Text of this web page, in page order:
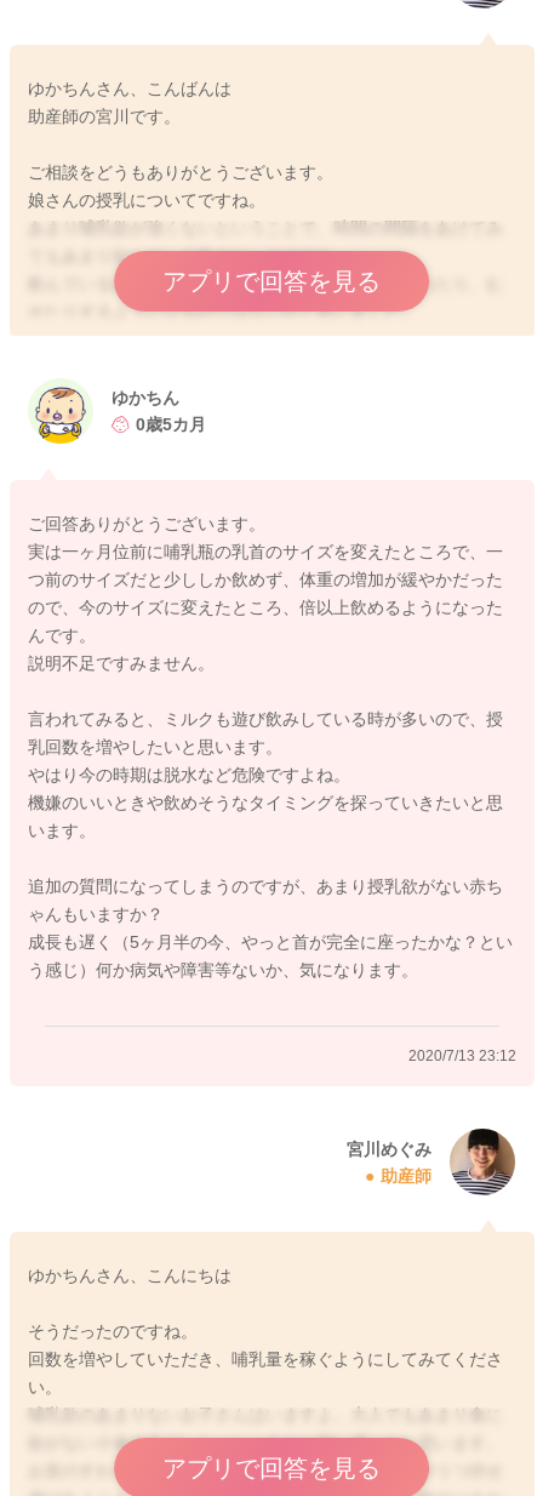
ゆかちんさん、こんばんは
助産師の宮川です。
ご相談をどうもありがとうございます。
娘さんの授乳についてですね。
あまり哺乳欲が強くないということで、時間の間隔をあけてみ
てもあまり欲しがって飲まないのですね。
飲んでいる途中から出てくる量が多くて飲むのに疲れたり、む
せたりするようになるのではないかと思いました。
哺乳瓶の乳首のサイズを一つ前に戻してみていただくと、また
またおっぱいも遊びのみをしているようなので、ミルクでもそ
うなのかもしれません。（乳首のサイズの問題ではなく。）
をあけると回数が減り、哺乳量が減るようになります）量が少
なくても回数を増やすことで哺乳量を稼げるようになると思い
ます。
おっぱいだけでも回数を増やしてみるのもいいと思いますよ。
ミルクも日中は3時間ごとぐらいにあげてみての量の変化を見て
みるのもいいのではないかと思いました。
に終わりにされるのもいいと思いますよ。
1日極端に少ない日があったとしても今の時期は脱水や熱中症も
気になりますので、時間を見ながら勧めてみたり、ちょこちょ
こおっぱいを飲んでもらうようにされるのもいいと思います
よかったら参考になさってみてください。
どうぞよろしくお願いします。
アプリで回答を見る
2020/7/13 21:58
ゆかちん
0歳5カ月
ご回答ありがとうございます。
実は一ヶ月位前に哺乳瓶の乳首のサイズを変えたところで、一
つ前のサイズだと少ししか飲めず、体重の増加が緩やかだった
ので、今のサイズに変えたところ、倍以上飲めるようになった
んです。
説明不足ですみません。
言われてみると、ミルクも遊び飲みしている時が多いので、授
乳回数を増やしたいと思います。
やはり今の時期は脱水など危険ですよね。
機嫌のいいときや飲めそうなタイミングを探っていきたいと思
います。
追加の質問になってしまうのですが、あまり授乳欲がない赤ち
ゃんもいますか？
成長も遅く（5ヶ月半の今、やっと首が完全に座ったかな？とい
う感じ）何か病気や障害等ないか、気になります。
2020/7/13 23:12
宮川めぐみ
助産師
ゆかちんさん、こんにちは
そうだったのですね。
回数を増やしていただき、哺乳量を稼ぐようにしてみてくださ
い。
哺乳欲のあまりないお子さんはいますよ。大人でもあまり食に
欲がない小食の方がいらっしゃるのと同じ感じだと思います。
お首のすわりがゆっくりだったということなのですがうつ伏せ
アプリで回答を見る